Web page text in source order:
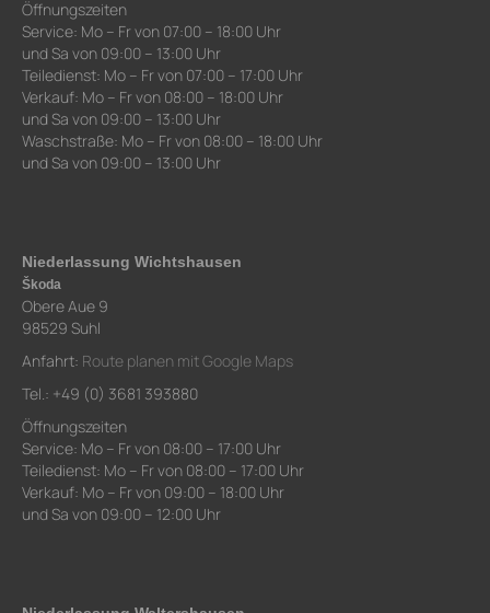
Öffnungszeiten
Service: Mo – Fr von 07:00 – 18:00 Uhr
und Sa von 09:00 – 13:00 Uhr
Teiledienst: Mo – Fr von 07:00 – 17:00 Uhr
Verkauf: Mo – Fr von 08:00 – 18:00 Uhr
und Sa von 09:00 – 13:00 Uhr
Waschstraße: Mo – Fr von 08:00 – 18:00 Uhr
und Sa von 09:00 – 13:00 Uhr
Niederlassung Wichtshausen
Škoda
Obere Aue 9
98529 Suhl
Anfahrt: Route planen mit Google Maps
Tel.: +49 (0) 3681 393880
Öffnungszeiten
Service: Mo – Fr von 08:00 – 17:00 Uhr
Teiledienst: Mo – Fr von 08:00 – 17:00 Uhr
Verkauf: Mo – Fr von 09:00 – 18:00 Uhr
und Sa von 09:00 – 12:00 Uhr